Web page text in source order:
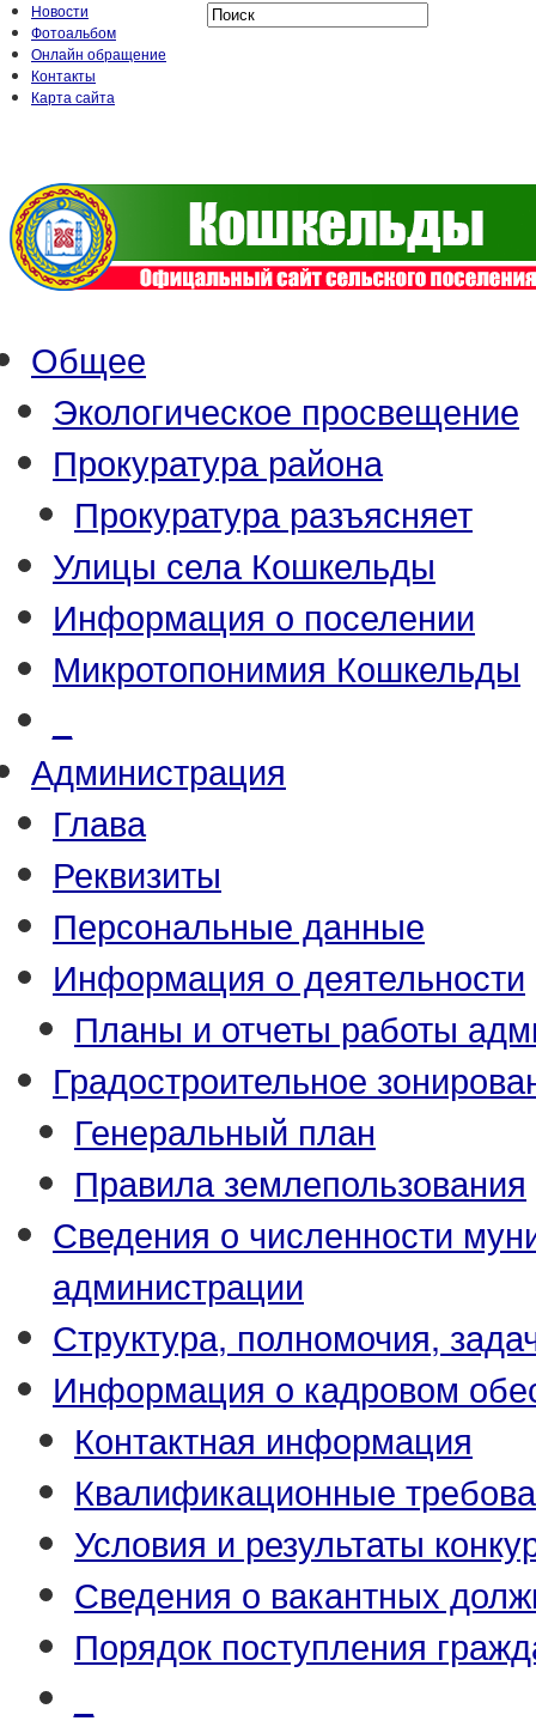
Новости
Фотоальбом
Онлайн обращение
Контакты
Карта сайта
Общее
Экологическое просвещение
Прокуратура района
Прокуратура разъясняет
Улицы села Кошкельды
Информация о поселении
Микротопонимия Кошкельды
Администрация
Глава
Реквизиты
Персональные данные
Информация о деятельности
Планы и отчеты работы
Градостроительное
Генеральный план
Правила землепользования
Сведения о численности
администрации
Структура, полномочия,
Информация о кадровом
Контактная информация
Квалификационные
Условия и результаты
Сведения о вакантных
Порядок поступления